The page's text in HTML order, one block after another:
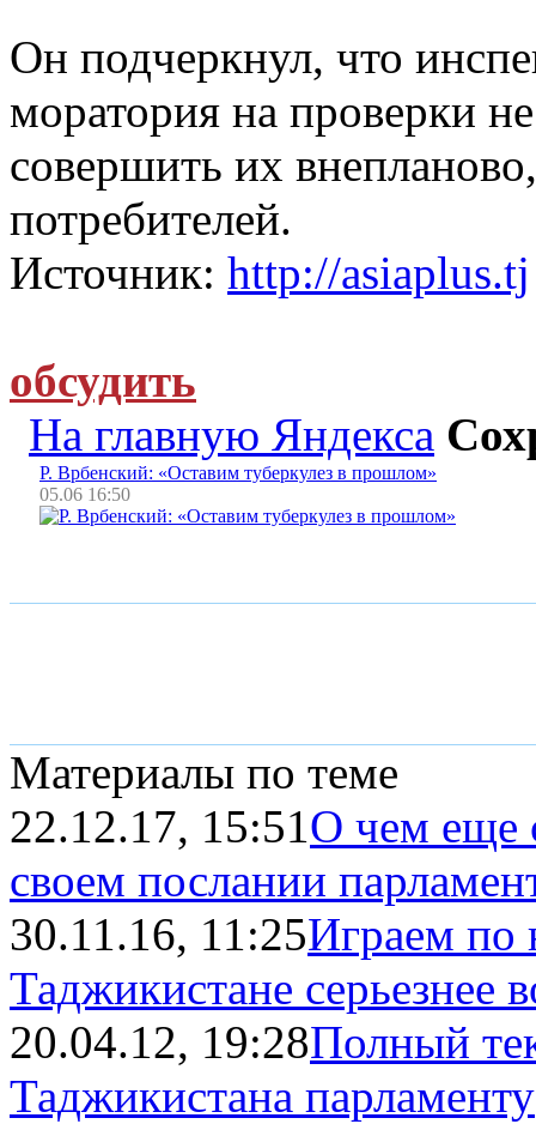
Он подчеркнул, что
моратория на проверки
совершить их
потребителей.
Источник: http://asiaplus.tj
обсудить
На главную Яндекса
Р. Врбенский: «Оставим туберкулез в прошлом»
05.06 16:50
Материалы по теме
22.12.17, 15:51О чем еще
своем послании
30.11.16, 11:25Играем по
Таджикистане серьезнее
20.04.12, 19:28Полный
Таджикистана парламенту